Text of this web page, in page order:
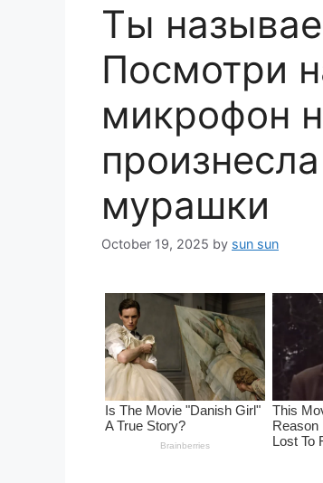
Ты
Посмотри
микрофон
мурашки
October 19, 2025 by sun sun